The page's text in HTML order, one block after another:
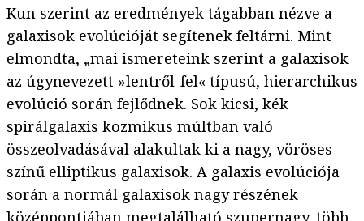
Kun szerint az eredmények tágabban nézve a
galaxisok evolúcióját segítenek feltárni. Mint
elmondta, „mai ismereteink szerint a galaxisok
az úgynevezett »lentről-fel« típusú, hierarchikus
evolúció során fejlődnek. Sok kicsi, kék
spirálgalaxis kozmikus múltban való
összeolvadásával alakultak ki a nagy, vöröses
színű elliptikus galaxisok. A galaxis evolúciója
során a normál galaxisok nagy részének
középpontjában megtalálható szupernagy, több